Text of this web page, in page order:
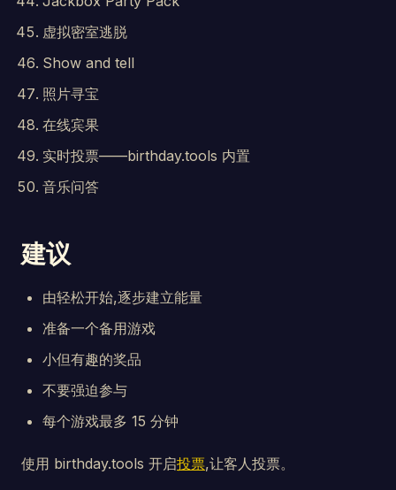
虚拟密室逃脱
Show and tell
照片寻宝
在线宾果
实时投票——birthday.tools 内置
音乐问答
建议
由轻松开始,逐步建立能量
准备一个备用游戏
小但有趣的奖品
不要强迫参与
每个游戏最多 15 分钟
使用 birthday.tools 开启投票,让客人投票。